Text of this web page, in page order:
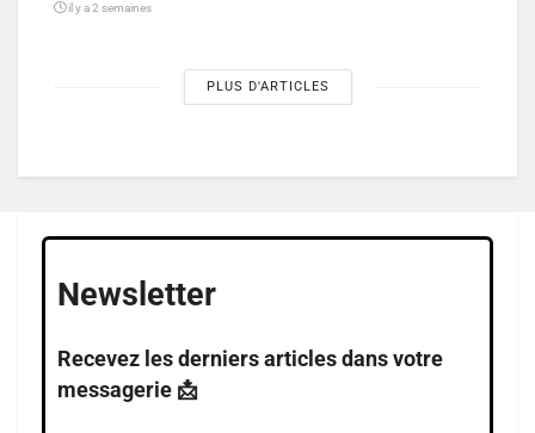
il y a 2 semaines
PLUS D'ARTICLES
Newsletter
Recevez les derniers articles dans votre
messagerie 📩